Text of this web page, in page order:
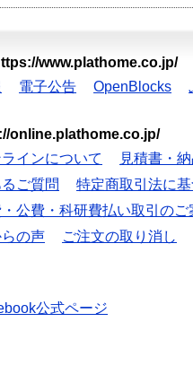
www.plathome.co.jp/
電子公告 OpenBlocks
online.plathome.co.jp/
インについて
見積書・
ご質問
特定商取引法に
公費・科研費払い取引のご
の声 ご注文の取り消し
公式ページ